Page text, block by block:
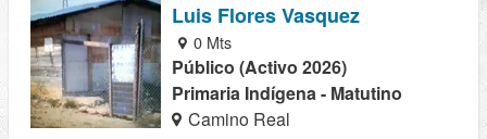
Luis Flores Vasquez
0 Mts
Público (Activo 2026)
Primaria Indígena - Matutino
Camino Real